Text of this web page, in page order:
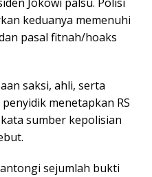
keduanya memenuhi
pasal fitnah/hoaks
saksi, ahli, serta
menetapkan RS
sumber kepolisian
sejumlah bukti